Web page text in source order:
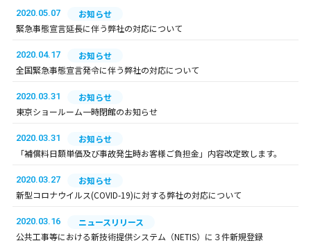
2020.05.07
お知らせ
緊急事態宣言延長に伴う弊社の対応について
2020.04.17
お知らせ
全国緊急事態宣言発令に伴う弊社の対応について
2020.03.31
お知らせ
東京ショールーム一時閉館のお知らせ
2020.03.31
お知らせ
「補償料日額単価及び事故発生時お客様ご負担金」内容改定致します。
2020.03.27
お知らせ
新型コロナウイルス(COVID-19)に対する弊社の対応について
2020.03.16
ニュースリリース
公共工事等における新技術提供システム（NETIS）に３件新規登録